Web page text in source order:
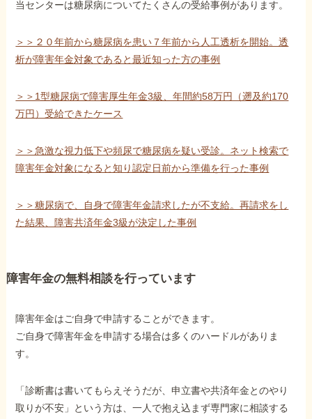
当センターは糖尿病についてたくさんの受給事例があります。
＞＞２０年前から糖尿病を患い７年前から人工透析を開始。透
析が障害年金対象であると最近知った方の事例
＞＞1型糖尿病で障害厚生年金3級、年間約58万円（遡及約170
万円）受給できたケース
＞＞急激な視力低下や頻尿で糖尿病を疑い受診。ネット検索で
障害年金対象になると知り認定日前から準備を行った事例
＞＞糖尿病で、自身で障害年金請求したが不支給。再請求をし
た結果、障害共済年金3級が決定した事例
障害年金の無料相談を行っています
障害年金はご自身で申請することができます。
ご自身で障害年金を申請する場合は多くのハードルがありま
す。
「診断書は書いてもらえそうだが、申立書や共済年金とのやり
取りが不安」という方は、一人で抱え込まず専門家に相談する